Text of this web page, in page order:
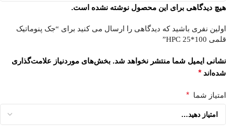
هیچ دیدگاهی برای این محصول نوشته نشده است.
اولین نفری باشید که دیدگاهی را ارسال می کنید برای “جک پنوماتیک
قلمی 100*25 HPC”
نشانی ایمیل شما منتشر نخواهد شد. بخش‌های موردنیاز علامت‌گذاری
شده‌اند *
امتیاز شما *